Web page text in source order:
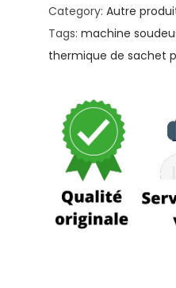
Category: Autre
Tags: machine
thermique de sachet